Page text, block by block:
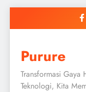
Purure
Transformasi Gaya
Teknologi, Kita